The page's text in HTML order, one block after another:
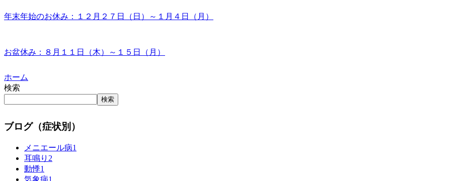
年末年始のお休み：１２月２７日（日）～１月４日（月）
お盆休み：８月１１日（木）～１５日（月）
ホーム
検索
検索
ブログ（症状別）
メニエール病1
耳鳴り 2
動悸1
気象病1